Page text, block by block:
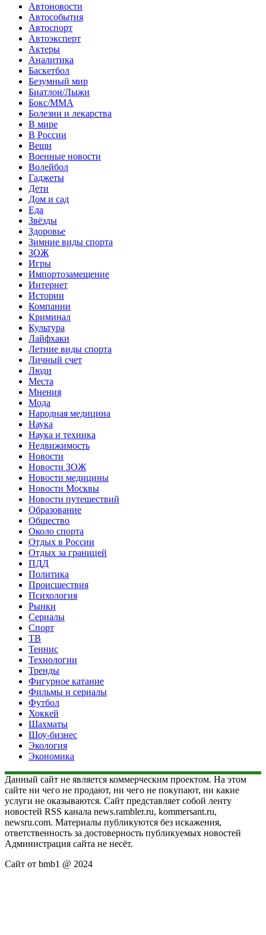
Автоновости
Автособытия
Автоспорт
Автоэксперт
Актеры
Аналитика
Баскетбол
Безумный мир
Биатлон/Лыжи
Бокс/MMA
Болезни и лекарства
В мире
В России
Вещи
Военные новости
Волейбол
Гаджеты
Дети
Дом и сад
Еда
Звёзды
Здоровье
Зимние виды спорта
ЗОЖ
Игры
Импортозамещение
Интернет
Истории
Компании
Криминал
Культура
Лайфхаки
Летние виды спорта
Личный счет
Люди
Места
Мнения
Мода
Народная медицина
Наука
Наука и техника
Недвижимость
Новости
Новости ЗОЖ
Новости медицины
Новости Москвы
Новости путешествий
Образование
Общество
Около спорта
Отдых в России
Отдых за границей
ПДД
Политика
Происшествия
Психология
Рынки
Сериалы
Спорт
ТВ
Теннис
Технологии
Тренды
Фигурное катание
Фильмы и сериалы
Футбол
Хоккей
Шахматы
Шоу-бизнес
Экология
Экономика
Данный сайт не является коммерческим проектом. На этом
сайте ни чего не продают, ни чего не покупают, ни какие
услуги не оказываются. Сайт представляет собой ленту
новостей RSS канала news.rambler.ru, kommersant.ru,
newsru.com. Материалы публикуются без искажения,
ответственность за достоверность публикуемых новостей
Администрация сайта не несёт.
Сайт от bmb1 @ 2024